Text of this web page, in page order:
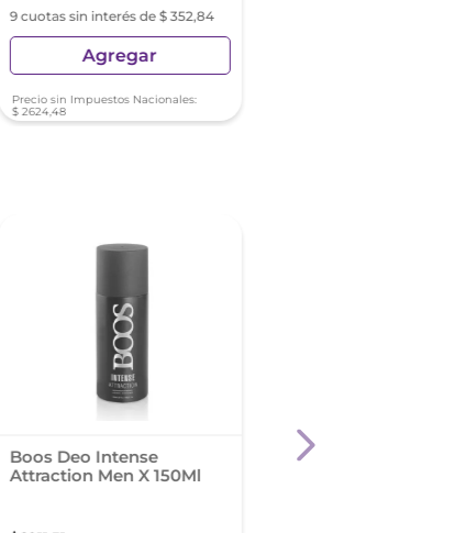
9 cuotas sin interés de $ 352,84
Agregar
Precio sin Impuestos Nacionales:
$ 2624,48
Boos Deo Intense
Attraction Men X 150Ml
Desodorante Rexona